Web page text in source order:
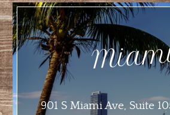
901 S Miami Ave, Suite